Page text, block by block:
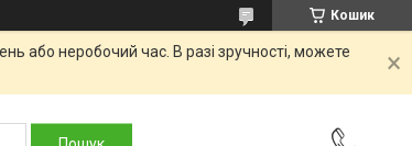
Кошик
або неробочий час. В разі зручності, можете